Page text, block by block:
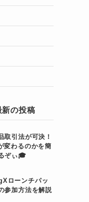
新の投稿
取引法が可決！
変わるのかを簡
ぞぃ🎓
ローンチパッ
参加方法を解説